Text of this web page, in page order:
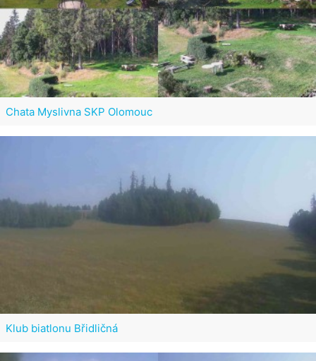
Chata Myslivna SKP Olomouc
Klub biatlonu Břidličná